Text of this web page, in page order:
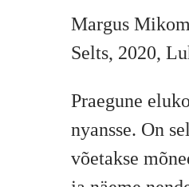
Margus
Selts, 2020,
Praegune
nyansse. On
võetakse